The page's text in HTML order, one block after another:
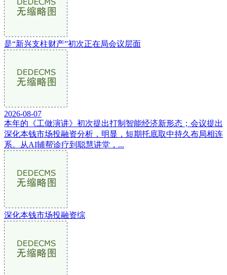
是“新兴支柱财产”初次正在局会议层面
2026-08-07
本年的《工做演讲》初次提出打制智能经济新形态；会议提出
深化本钱市场投融资分析，明显，短期托底取中持久布局相连
系。从AI辅帮诊疗到聪慧讲堂，...
深化本钱市场投融资综